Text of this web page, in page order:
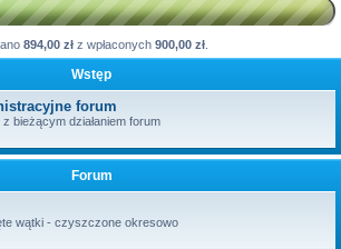
894,00 złz wpłaconych 900,00 zł.
Wstęp
forum
bieżącym działaniem forum
Forum
wątki - czyszczone okresowo